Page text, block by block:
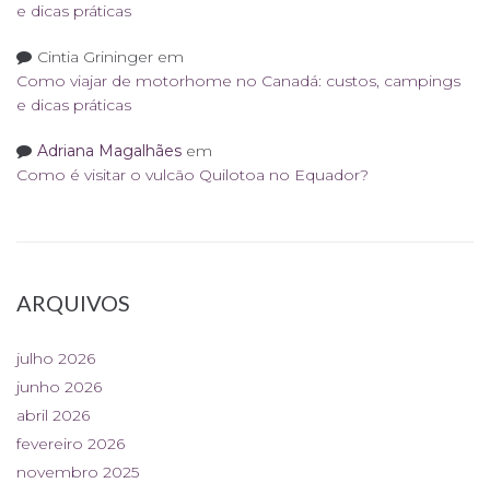
e dicas práticas
Cintia Grininger em
Como viajar de motorhome no Canadá: custos, campings
e dicas práticas
Adriana Magalhães em
Como é visitar o vulcão Quilotoa no Equador?
ARQUIVOS
julho 2026
junho 2026
abril 2026
fevereiro 2026
novembro 2025